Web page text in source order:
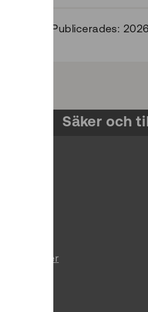
Publicerades:
Säker och